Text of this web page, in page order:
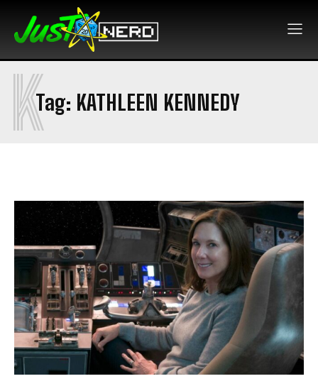
Tag: KATHLEEN KENNEDY
K